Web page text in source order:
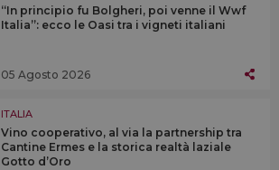
“In principio fu Bolgheri, poi venne il Wwf
Italia”: ecco le Oasi tra i vigneti italiani
05 Agosto 2026
ITALIA
Vino cooperativo, al via la partnership tra
Cantine Ermes e la storica realtà laziale
Gotto d’Oro